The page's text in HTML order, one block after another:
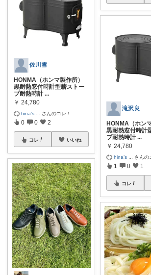
佐川雪
HONMA（ホンマ製作所）
黒耐熱窓付時計型薪ストー
ブ耐熱時計 ...
￥ 24,780
hina’s さんのコレ！
0 0 2
コレ いいね
滝沢良
HONMA（ホン
黒耐熱窓付時計
ブ耐熱時計 ...
￥ 24,780
hina’s さんの
1 0 1
コレ